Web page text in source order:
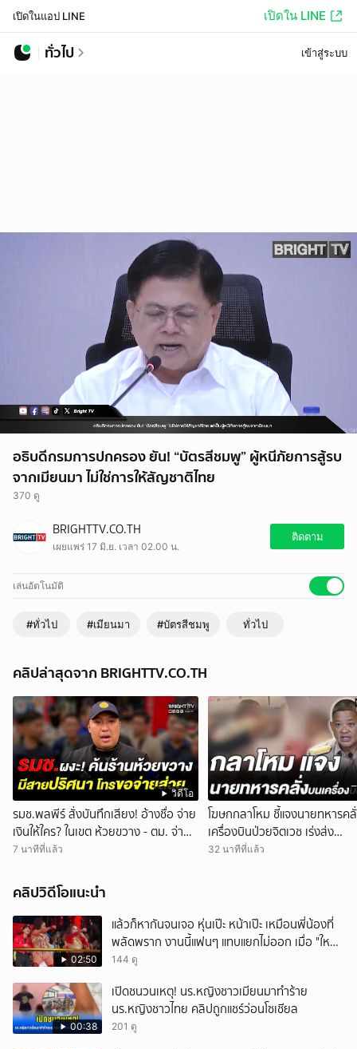
เปิดในแอป LINE เปิดใน LINE
ทั่วไป เข้าสู่ระบบ
อธิบดีกรมการปกครอง ยัน! “บัตรสีชมพู” ผู้หนีภัยการสู้รบ
จากเมียนมา ไม่ใช่การให้สัญชาติไทย
370 ดู
BRIGHTTV.CO.TH
เผยแพร่ 17 มิ.ย. เวลา 02.00 น.
ติดตาม
เล่นอัตโนมัติ
#ทั่วไป #เมียนมา #บัตรสีชมพู ทั่วไป
คลิปล่าสุดจาก BRIGHTTV.CO.TH
วิดีโอ
รมช.พลพีร์ สั่งบันทึกเสียง! อ้างชื่อ จ่าย
เงินให้ใคร? ในเขต ห้วยขวาง - ตม. จ่าย
เป็นงวดๆ จะขอเคลียร์รัฐมนตรี ขณะถูก
7 นาทีที่แล้ว
โฆษกกลาโหม ชี้แจงนายทหารค
เครื่องบินป่วยจิตเวช เร่งส่ง
รพ.พระมงกุฎเกล้า รักษาตัว
32 นาทีที่แล้ว
คลิปวิดีโอแนะนำ
02:50
แล้วก็หากันจนเจอ หุ่นเป๊ะ หน้าเป๊ะ เหมือนพี่น้องที่
พลัดพราก งานนี้แฟนๆ แทบแยกไม่ออก เมื่อ "ใหม่
พัชรี" นักร้องคนดัง เจอแฝดสาขาอินเดีย พร้อม
144 ดู
00:38
เปิดชนวนเหตุ! นร.หญิงชาวเมียนมาทำร้าย
นร.หญิงชาวไทย คลิปถูกแชร์ว่อนโซเชียล
201 ดู